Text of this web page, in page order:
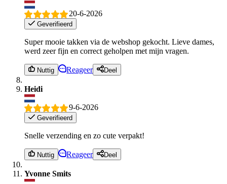
20-6-2026
Geverifieerd
Super mooie takken via de webshop gekocht. Lieve dames,
werd zeer fijn en correct geholpen met mijn vragen.
Nuttig Reageer Deel
Heidi
9-6-2026
Geverifieerd
Snelle verzending en zo cute verpakt!
Nuttig Reageer Deel
Yvonne Smits